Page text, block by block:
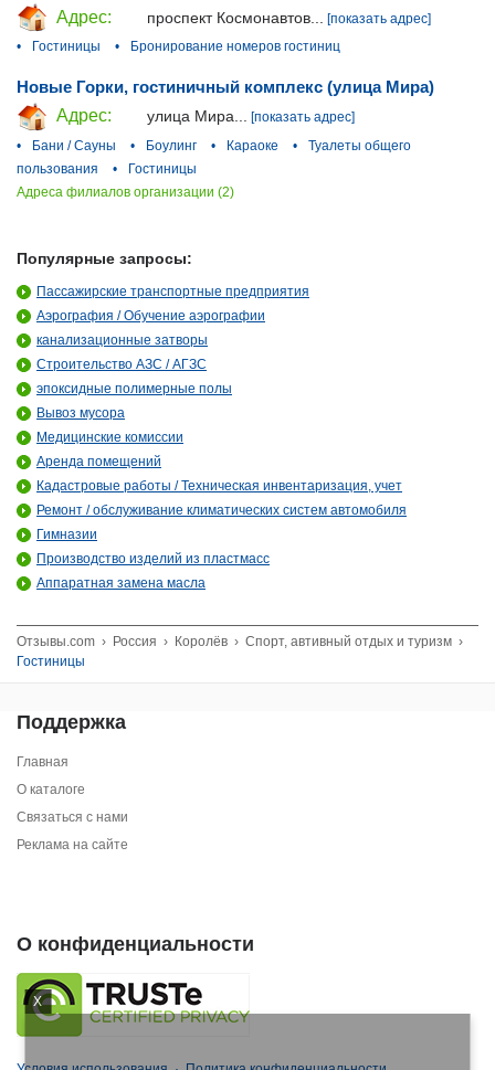
X
Адрес:
проспект Космонавтов...
[показать адрес]
•
Гостиницы • Бронирование номеров гостиниц
Новые Горки, гостиничный комплекс (улица Мира)
Адрес:
улица Мира... [показать адрес]
•
Бани / Сауны • Боулинг • Караоке •
Туалеты общего
пользования
•
Гостиницы
Адреса филиалов организации (2)
Популярные запросы:
Пассажирские транспортные предприятия
Аэрография / Обучение аэрографии
канализационные затворы
Строительство АЗС / АГЗС
эпоксидные полимерные полы
Вывоз мусора
Медицинские комиссии
Аренда помещений
Кадастровые работы / Техническая инвентаризация, учет
Ремонт / обслуживание климатических систем автомобиля
Гимназии
Производство изделий из пластмасс
Аппаратная замена масла
Отзывы.com › Россия › Королёв › Спорт, автивный отдых и туризм ›
Гостиницы
Поддержка
Главная
О каталоге
Связаться с нами
Реклама на сайте
О конфиденциальности